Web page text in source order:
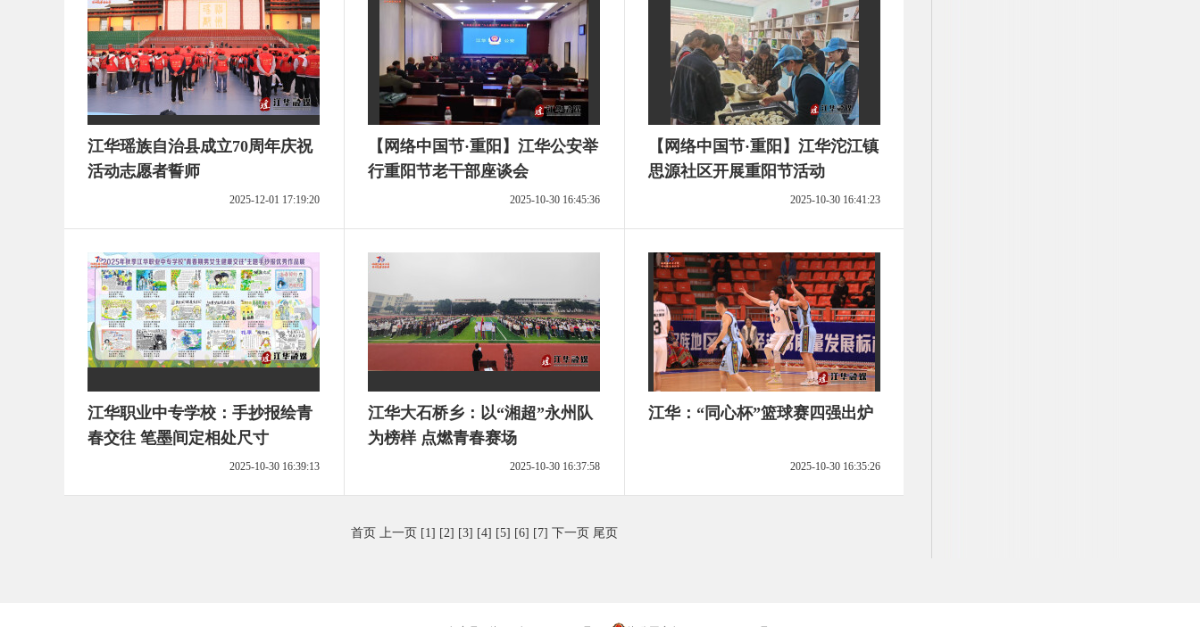
江华瑶族自治县成立70周年庆祝
活动志愿者誓师
2025-12-01 17:19:20
【网络中国节·重阳】江华公安举
行重阳节老干部座谈会
2025-10-30 16:45:36
【网络中国节·重阳】江华沱江镇
思源社区开展重阳节活动
2025-10-30 16:41:23
江华职业中专学校：手抄报绘青
春交往 笔墨间定相处尺寸
2025-10-30 16:39:13
江华大石桥乡：以“湘超”永州队
为榜样 点燃青春赛场
2025-10-30 16:37:58
江华：“同心杯”篮球赛四强出炉
2025-10-30 16:35:26
首页 上一页 [1] [2] [3] [4] [5] [6] [7] 下一页 尾页